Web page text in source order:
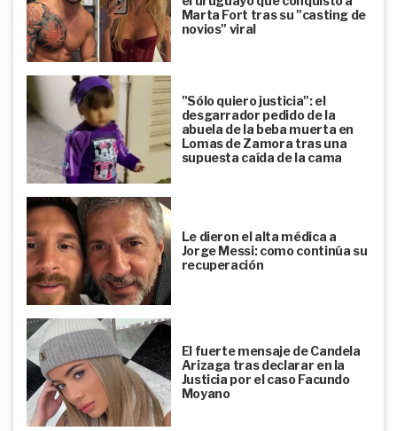
Marta Fort tras su "casting de
novios" viral
"Sólo quiero justicia": el
desgarrador pedido de la
abuela de la beba muerta en
Lomas de Zamora tras una
supuesta caída de la cama
Le dieron el alta médica a
Jorge Messi: como continúa su
recuperación
El fuerte mensaje de Candela
Arizaga tras declarar en la
Justicia por el caso Facundo
Moyano